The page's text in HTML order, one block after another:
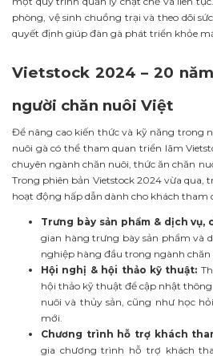
phòng, vệ sinh chuồng trại và theo dõi
quyết định giúp đàn gà phát triển khỏe
Vietstock 2024 – 20
người chăn nuôi Việt
Để nâng cao kiến thức và kỹ năng trong
nuôi gà có thể tham quan triển lãm
chuyên ngành chăn nuôi, thức ăn chăn
Trong phiên bản Vietstock 2024 vừa qua,
hoạt động hấp dẫn dành cho khách tham
Trưng bày sản phẩm & dịch vụ,
gian hàng trưng bày sản phẩm và
nghiệp hàng đầu trong ngành chăn
Hội nghị & hội thảo kỹ thuật:
hội thảo kỹ thuật để cập nhật
nuôi và thủy sản, cũng như học
mới.
Chương trình hỗ trợ khách
gia chương trình hỗ trợ khách